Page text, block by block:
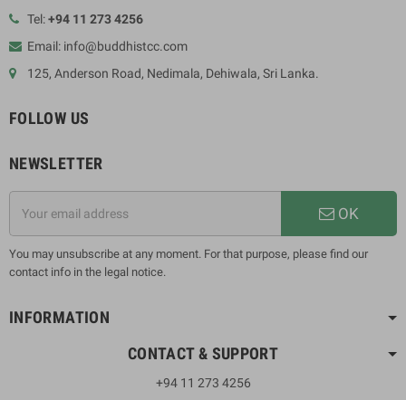
Tel:+94 11 273 4256
Email: info@buddhistcc.com
125, Anderson Road, Nedimala, Dehiwala, Sri Lanka.
FOLLOW US
NEWSLETTER
OK
You may unsubscribe at any moment. For that purpose, please find our
contact info in the legal notice.
INFORMATION
CONTACT & SUPPORT
+94 11 273 4256